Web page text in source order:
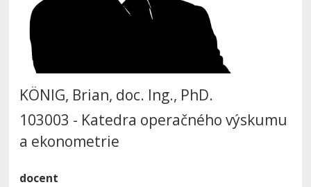
KÖNIG, Brian, doc. Ing., PhD.
103003 - Katedra operačného výskumu
a ekonometrie
docent